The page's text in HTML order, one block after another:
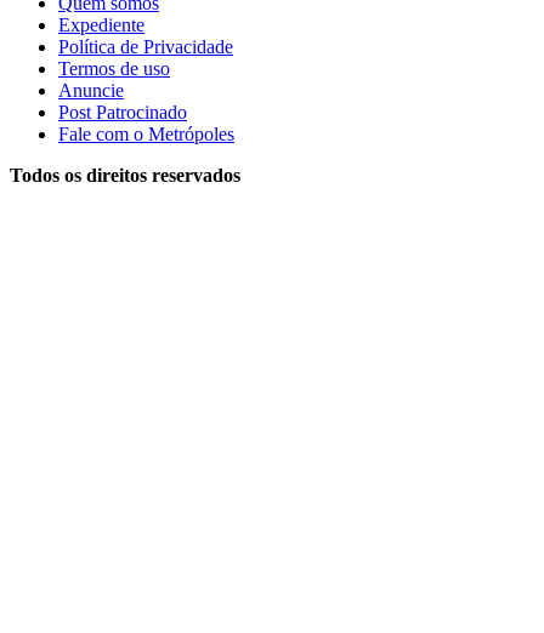
Expediente
Política de Privacidade
Termos de uso
Anuncie
Post Patrocinado
Fale com o Metrópoles
Todos os direitos reservados